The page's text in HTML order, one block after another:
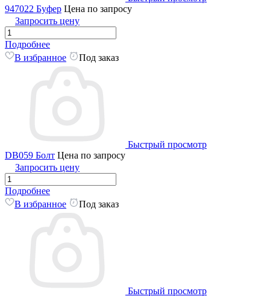
947022 Буфер Цена по запросу
Запросить цену
Подробнее
В избранное
Под заказ
Быстрый просмотр
DB059 Болт Цена по запросу
Запросить цену
Подробнее
В избранное
Под заказ
Быстрый просмотр